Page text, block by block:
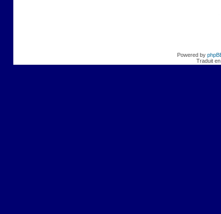
Powered by
Traduit